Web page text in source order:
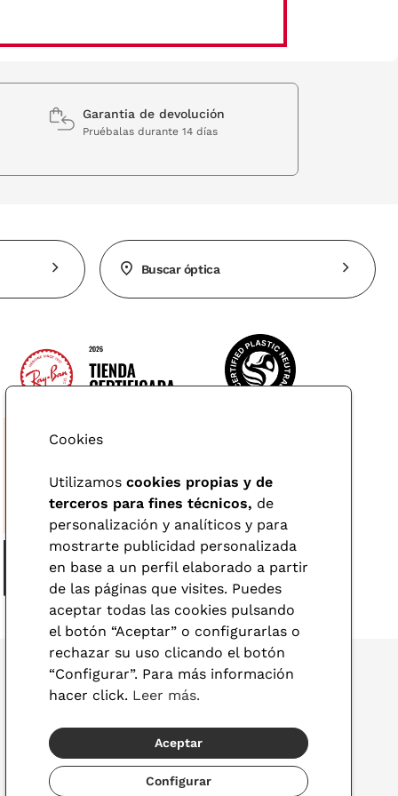
Garantia de devolución
Pruébalas durante 14 días
Buscar óptica
© 2026 Visionlab
Cookies
Utilizamos cookies propias y de
terceros para fines técnicos, de
personalización y analíticos y para
mostrarte publicidad personalizada
en base a un perfil elaborado a partir
de las páginas que visites. Puedes
aceptar todas las cookies pulsando
el botón “Aceptar” o configurarlas o
rechazar su uso clicando el botón
“Configurar”. Para más información
hacer click. Leer más.
Aceptar
Configurar